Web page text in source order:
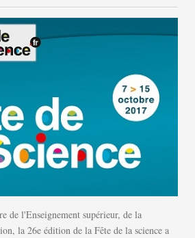
de l'Enseignement supérieur, de la
la 26e édition de la Fête de la science a